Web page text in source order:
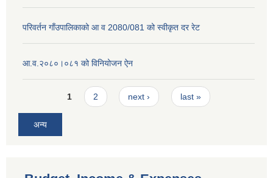
परिवर्तन गाँउपालिकाको आ व 2080/081 को स्वीकृत दर रेट
आ.व.२०८०।०८१ को विनियोजन ऐन
Pages1 2 next › last »
अन्य